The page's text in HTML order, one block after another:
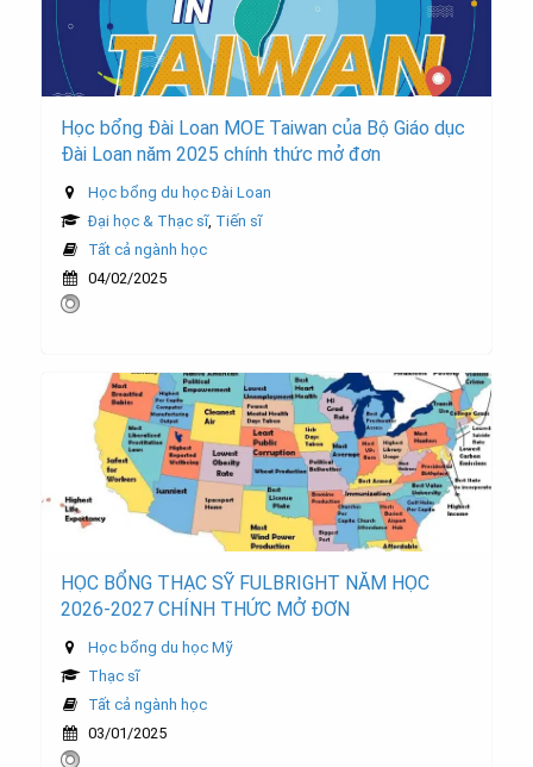
Học bổng Đài Loan MOE Taiwan của Bộ Giáo dục
Đài Loan năm 2025 chính thức mở đơn
Học bổng du học Đài Loan
Đại học & Thạc sĩ, Tiến sĩ
Tất cả ngành học
04/02/2025
HỌC BỔNG THẠC SỸ FULBRIGHT NĂM HỌC
2026-2027 CHÍNH THỨC MỞ ĐƠN
Học bổng du học Mỹ
Thạc sĩ
Tất cả ngành học
03/01/2025